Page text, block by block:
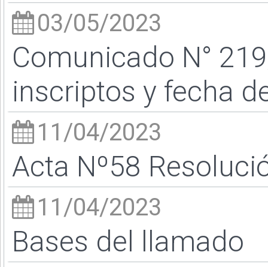
03/05/2023
Comunicado N°
inscriptos y fecha
11/04/2023
Acta Nº58
11/04/2023
Bases del llamado